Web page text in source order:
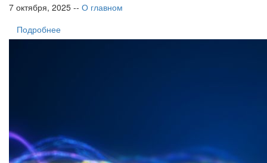
7 октября, 2025 -- О главном
Подробнее